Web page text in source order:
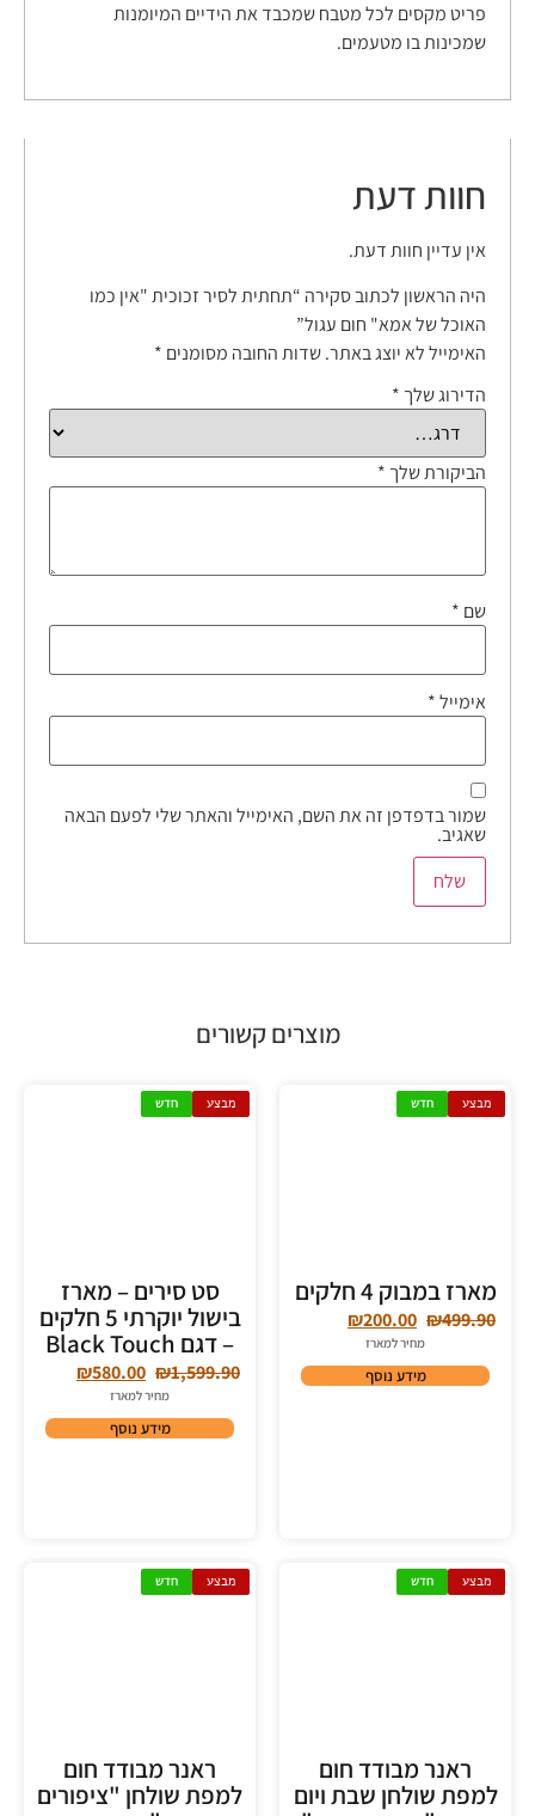
פריט מקסים לכל מטבח שמכבד את הידיים המיומנות
שמכינות בו מטעמים.
חוות דעת
אין עדיין חוות דעת.
היה הראשון לכתוב סקירה “תחתית לסיר זכוכית "אין כמו
האוכל של אמא" חום עגול”
האימייל לא יוצג באתר.שדות החובה מסומנים *
הדירוג שלך *
הביקורת שלך *
שם *
אימייל*
שמור בדפדפן זה את השם, האימייל והאתר שלי לפעם הבאה
שאגיב.
מוצרים קשורים
מבצע חדש
מארז במבוק 4 חלקים
₪499.90
₪200.00
מחיר למארז
מידע נוסף
מבצע חדש
סט סירים – מארז
בישול יוקרתי 5 חלקים
– דגם Black Touch
₪1,599.90
₪580.00
מחיר למארז
מידע נוסף
מבצע חדש
ראנר מבודד חום
למפת שולחן שבת ויום
מבצע חדש
ראנר מבודד חום
למפת שולחן "ציפורים